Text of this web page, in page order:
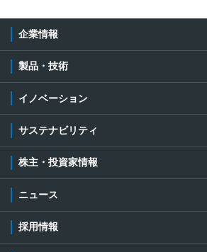
企業情報
製品・技術
イノベーション
サステナビリティ
株主・投資家情報
ニュース
採用情報
新規ウィンドウを開きます